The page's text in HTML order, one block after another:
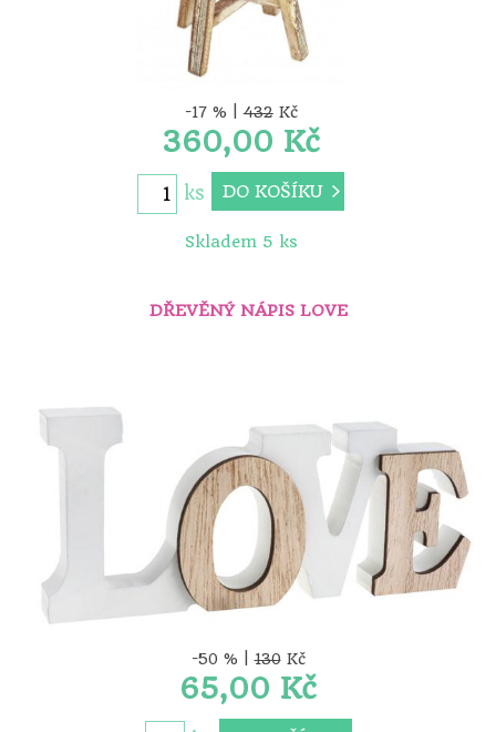
-17 % |432Kč
360,00 Kč
ks DO KOŠÍKU
Skladem 5 ks
DŘEVĚNÝ NÁPIS LOVE
-50 % |130Kč
65,00 Kč